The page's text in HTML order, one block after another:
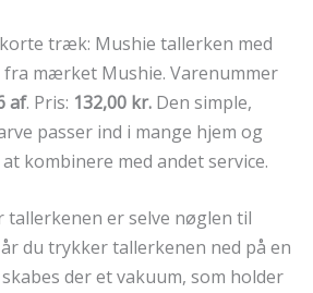
træk: Mushie tallerken med
mærket Mushie. Varenummer
af. Pris: 132,00 kr. Den simple,
passer ind i mange hjem og
kombinere med andet service.
tallerkenen er selve nøglen til
du trykker tallerkenen ned på en
der et vakuum, som holder